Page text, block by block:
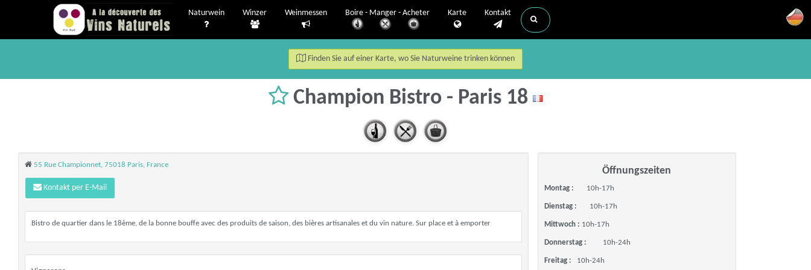
Naturwein Winzer Weinmessen Boire - Manger - Acheter Karte Kontakt
Finden Sie auf einer Karte, wo Sie Naturweine trinken können
Champion Bistro - Paris 18
55 Rue Championnet, 75018 Paris, France
Kontakt per E-Mail
Bistro de quartier dans le 18ème, de la bonne bouffe avec des produits de saison, des bières artisanales et du vin nature. Sur place et à emporter
Öffnungszeiten
Montag : 10h-17h
Dienstag : 10h-17h
Mittwoch : 10h-17h
Donnerstag : 10h-24h
Freitag : 10h-24h